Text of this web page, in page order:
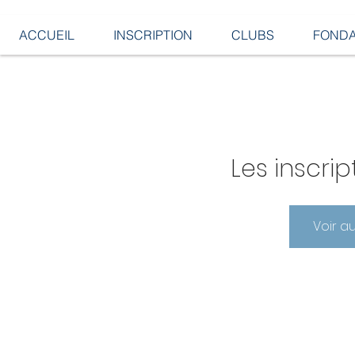
ACCUEIL INSCRIPTION CLUBS
Les
Voir